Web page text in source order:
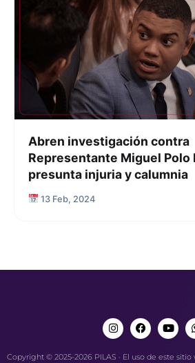
Abren investigación contra
Representante Miguel Polo
presunta injuria y calumnia
13 Feb, 2024
Copyright © 2025-2026 PILAS · El uso de este